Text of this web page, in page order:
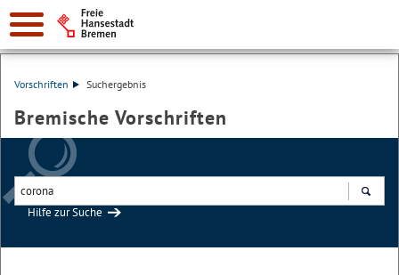
Vorschriften Suchergebnis
Bremische Vorschriften
Hilfe zur Suche